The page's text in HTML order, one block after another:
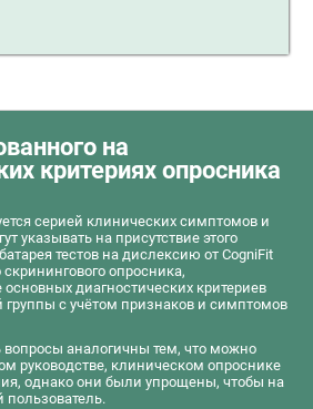
на
критериях опросника
серией клинических симптомов и
указывать на присутствие этого
тестов на дислексию от CogniFit
скринингового опросника,
основных диагностических критериев
группы с учётом признаков и симптомов
аналогичны тем, что можно
руководстве, клиническом опроснике
однако они были упрощены, чтобы на
пользователь.